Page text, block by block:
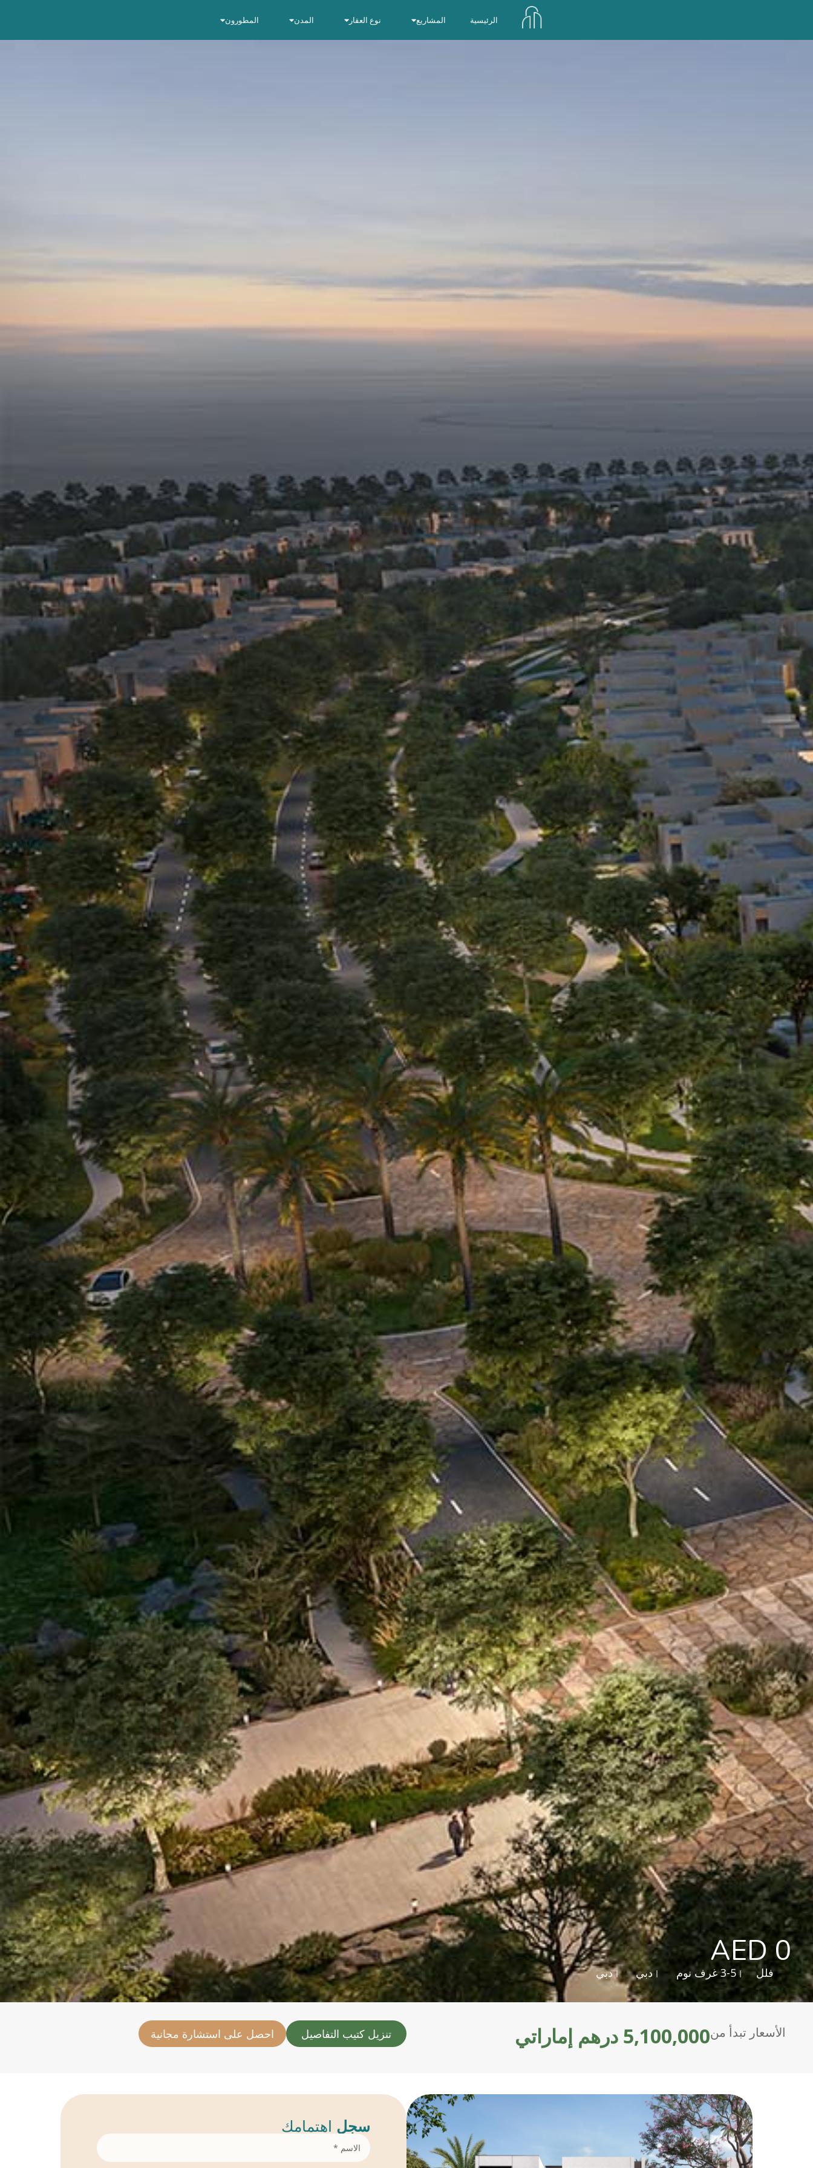
الرئيسية المشاريع نوع العقار المدن المطورون
AED 0
فلل 3-5 غرف نوم دبي دبي
الأسعار تبدأ من5,100,000 درهم إماراتي تنزيل كتيب التفاصيل احصل على استشارة مجانية
سجل اهتمامك